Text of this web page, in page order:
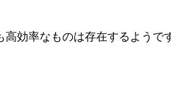
効率なものは存在するようで